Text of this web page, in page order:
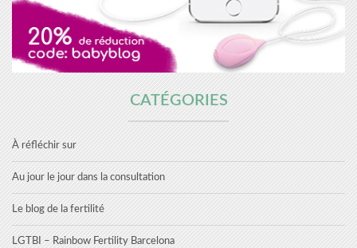
CATÉGORIES
À réfléchir sur
Au jour le jour dans la consultation
Le blog de la fertilité
LGTBI – Rainbow Fertility Barcelona